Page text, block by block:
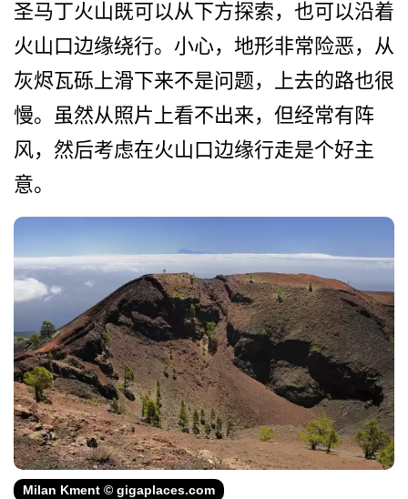
圣马丁火山既可以从下方探索­，也可以沿着
火山口边缘绕行。小心，地形非常险恶，­从
灰烬瓦砾上滑下来不是问题，上去的路也很
慢。虽然­从照片上看不出来，但经常有阵
风，然后考虑在火山口­边缘行走是个好主
意。
Milan Kment © gigaplaces.com